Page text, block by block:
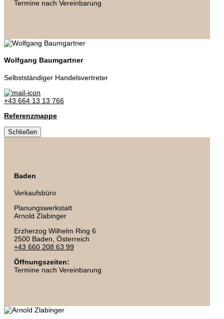
Termine nach Vereinbarung
Wolfgang Baumgartner
Selbstständiger Handelsvertreter
+43 664 13 13 766
Referenzmappe
Schließen
Baden
Verkaufsbüro
Planungswerkstatt
Arnold Zlabinger
Erzherzog Wilhelm Ring 6
2500 Baden , Österreich
+43 660 208 63 99
Öffnungszeiten:
Termine nach Vereinbarung